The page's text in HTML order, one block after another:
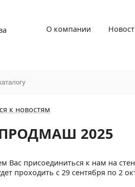
к новостям
2025
Вас присоединиться к нам на
проходить с 29 сентября по 2
О компании